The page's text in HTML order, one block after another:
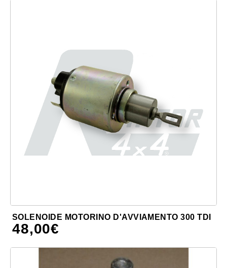
SOLENOIDE MOTORINO D'AVVIAMENTO 300 TDI
48,00€